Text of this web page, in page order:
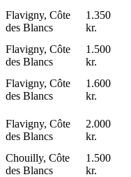
Flavigny, Côte
des Blancs
1.350
kr.
Flavigny, Côte
des Blancs
1.500
kr.
Flavigny, Côte
des Blancs
1.600
kr.
Flavigny, Côte
des Blancs
2.000
kr.
Chouilly, Côte
des Blancs
1.500
kr.